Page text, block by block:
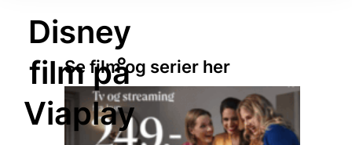
Disney
film på
Viaplay
Se film og serier her